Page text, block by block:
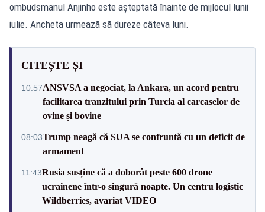
ombudsmanul Anjinho este așteptată înainte de mijlocul lunii
iulie. Ancheta urmează să dureze câteva luni.
CITEȘTE ȘI
10:57ANSVSA a negociat, la Ankara, un acord pentru
facilitarea tranzitului prin Turcia al carcaselor de
ovine și bovine
08:03Trump neagă că SUA se confruntă cu un deficit de
armament
11:43Rusia susține că a doborât peste 600 drone
ucrainene într-o singură noapte. Un centru logistic
Wildberries, avariat VIDEO